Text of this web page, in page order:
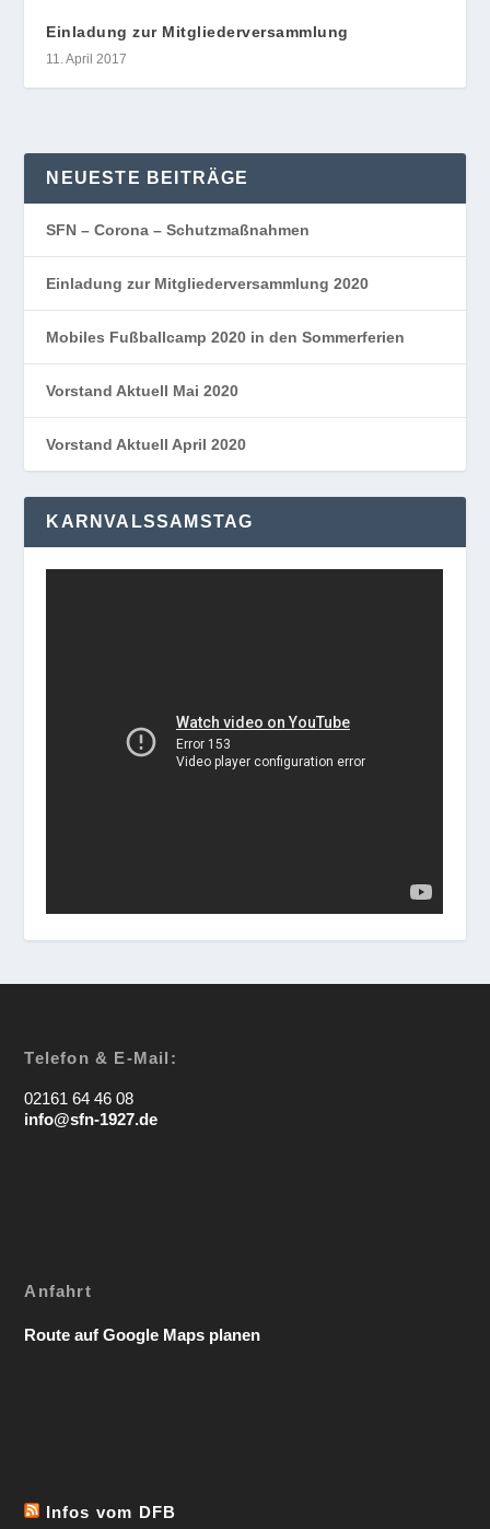
Einladung zur Mitgliederversammlung
11. April 2017
NEUESTE BEITRÄGE
SFN – Corona – Schutzmaßnahmen
Einladung zur Mitgliederversammlung 2020
Mobiles Fußballcamp 2020 in den Sommerferien
Vorstand Aktuell Mai 2020
Vorstand Aktuell April 2020
KARNVALSSAMSTAG
Telefon & E-Mail:
02161 64 46 08
info@sfn-1927.de
Anfahrt
Route auf Google Maps planen
Infos vom DFB